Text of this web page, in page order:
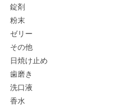
錠剤
粉末
ゼリー
その他
日焼け止め
歯磨き
洗口液
香水